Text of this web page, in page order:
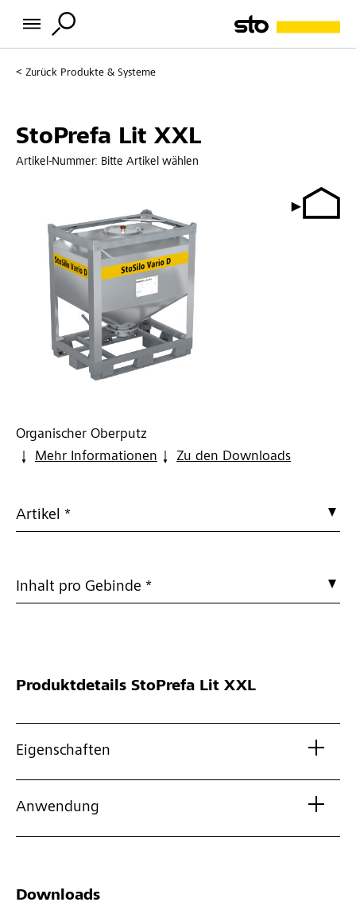
Zurück Produkte & Systeme
StoPrefa Lit XXL
Artikel-Nummer: Bitte Artikel wählen
Organischer Oberputz
Mehr Informationen
Zu den Downloads
Artikel *
Inhalt pro Gebinde *
Produktdetails StoPrefa Lit XXL
Eigenschaften
Anwendung
Downloads